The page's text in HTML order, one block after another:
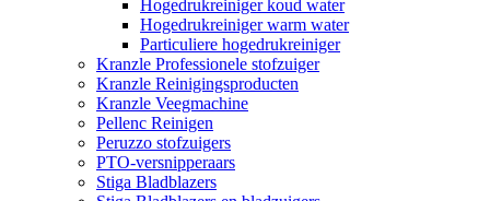
Hogedrukreiniger koud water
Hogedrukreiniger warm water
Particuliere hogedrukreiniger
Kranzle Professionele stofzuiger
Kranzle Reinigingsproducten
Kranzle Veegmachine
Pellenc Reinigen
Peruzzo stofzuigers
PTO-versnipperaars
Stiga Bladblazers